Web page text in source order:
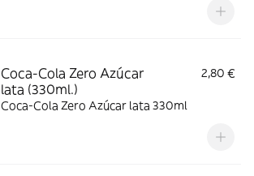
Coca-Cola Zero Azúcar
lata (330ml.)
2,80 €
Coca-Cola Zero Azúcar lata 330ml